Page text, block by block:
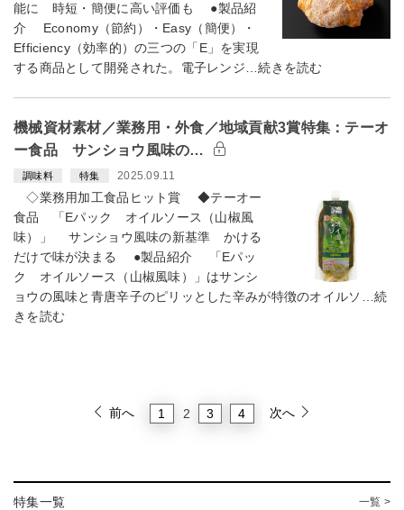
能に 時短・簡便に高い評価も ●製品紹
介 Economy（節約）・Easy（簡便）・
Efficiency（効率的）の三つの「E」を実現
する商品として開発された。電子レンジ…続きを読む
機械資材素材／業務用・外食／地域貢献3賞特集：テーオ
ー食品 サンショウ風味の…
調味料 特集 2025.09.11
◇業務用加工食品ヒット賞 ◆テーオー
食品 「Eパック オイルソース（山椒風
味）」 サンショウ風味の新基準 かける
だけで味が決まる ●製品紹介 「Eパッ
ク オイルソース（山椒風味）」はサンシ
ョウの風味と青唐辛子のピリッとした辛みが特徴のオイルソ…続
きを読む
前へ 1 2 3 4 次へ
特集一覧 一覧 >